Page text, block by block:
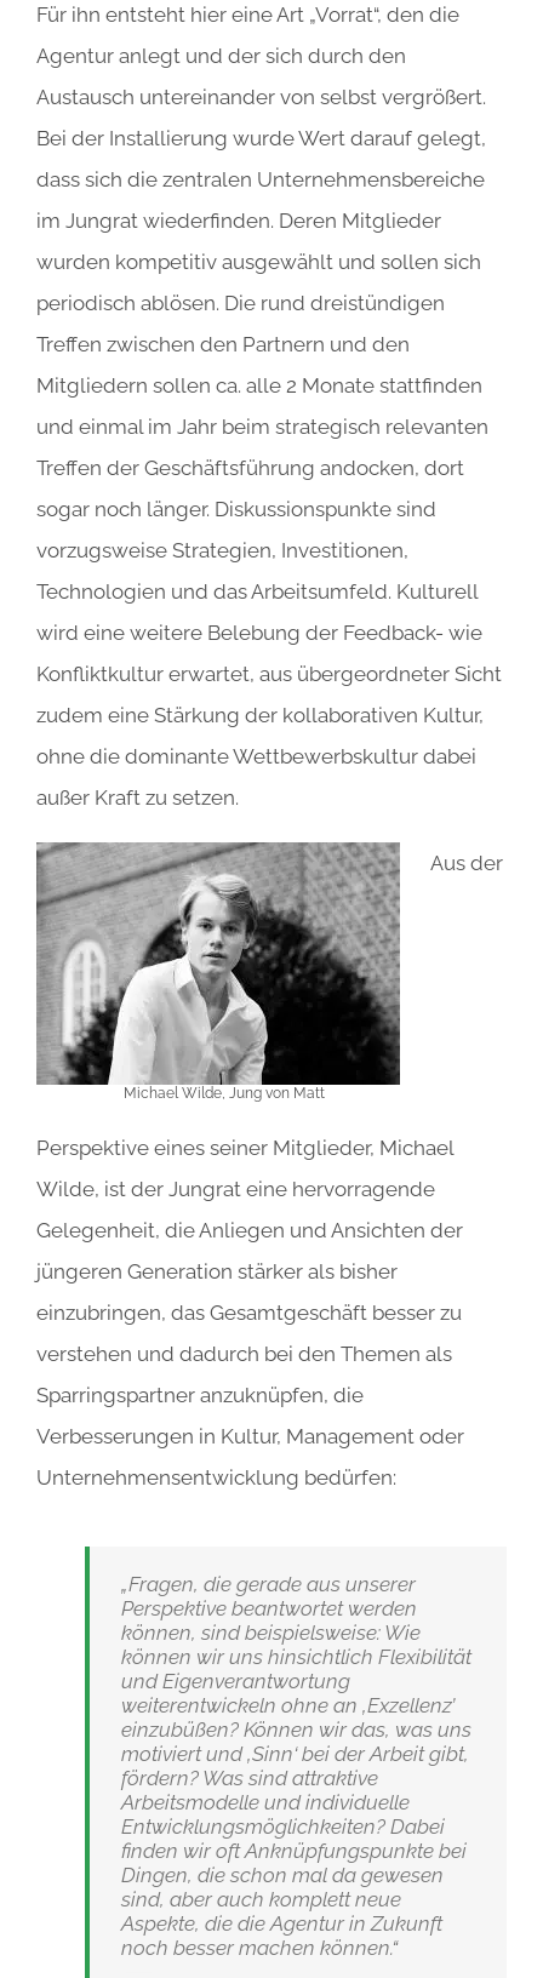
Für ihn entsteht hier eine Art „Vorrat“, den die
Agentur anlegt und der sich durch den
Austausch untereinander von selbst vergrößert.
Bei der Installierung wurde Wert darauf gelegt,
dass sich die zentralen Unternehmensbereiche
im Jungrat wiederfinden. Deren Mitglieder
wurden kompetitiv ausgewählt und sollen sich
periodisch ablösen. Die rund dreistündigen
Treffen zwischen den Partnern und den
Mitgliedern sollen ca. alle 2 Monate stattfinden
und einmal im Jahr beim strategisch relevanten
Treffen der Geschäftsführung andocken, dort
sogar noch länger. Diskussionspunkte sind
vorzugsweise Strategien, Investitionen,
Technologien und das Arbeitsumfeld. Kulturell
wird eine weitere Belebung der Feedback- wie
Konfliktkultur erwartet, aus übergeordneter Sicht
zudem eine Stärkung der kollaborativen Kultur,
ohne die dominante Wettbewerbskultur dabei
außer Kraft zu setzen.
Michael Wilde, Jung von Matt
Aus der
Perspektive eines seiner Mitglieder, Michael
Wilde, ist der Jungrat eine hervorragende
Gelegenheit, die Anliegen und Ansichten der
jüngeren Generation stärker als bisher
einzubringen, das Gesamtgeschäft besser zu
verstehen und dadurch bei den Themen als
Sparringspartner anzuknüpfen, die
Verbesserungen in Kultur, Management oder
Unternehmensentwicklung bedürfen:
„Fragen, die gerade aus unserer
Perspektive beantwortet werden
können, sind beispielsweise: Wie
können wir uns hinsichtlich Flexibilität
und Eigenverantwortung
weiterentwickeln ohne an ‚Exzellenz’
einzubüßen? Können wir das, was uns
motiviert und ‚Sinn‘ bei der Arbeit gibt,
fördern? Was sind attraktive
Arbeitsmodelle und individuelle
Entwicklungsmöglichkeiten? Dabei
finden wir oft Anknüpfungspunkte bei
Dingen, die schon mal da gewesen
sind, aber auch komplett neue
Aspekte, die die Agentur in Zukunft
noch besser machen können.“